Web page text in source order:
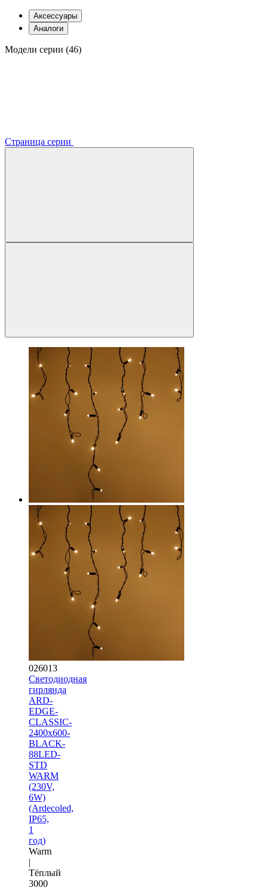
Аксессуары
Аналоги
Модели серии (46)
Страница серии
026013
Светодиодная
гирлянда
ARD-
EDGE-
CLASSIC-
2400x600-
BLACK-
88LED-
STD
WARM
(230V,
6W)
(Ardecoled,
IP65,
1
год)
Warm
|
Тёплый
3000